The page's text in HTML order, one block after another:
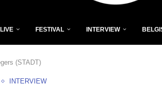
LIVE FESTIVAL INTERVIEW
(STADT)
INTERVIEW